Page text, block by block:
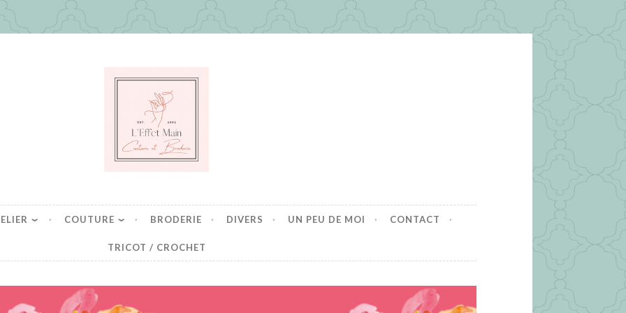
COUTURE BRODERIE DIVERS UN PEU DE MOI CONTACT
TRICOT / CROCHET